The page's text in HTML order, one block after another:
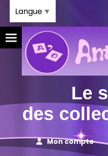
Le
des
Mon compte
Langue ▼